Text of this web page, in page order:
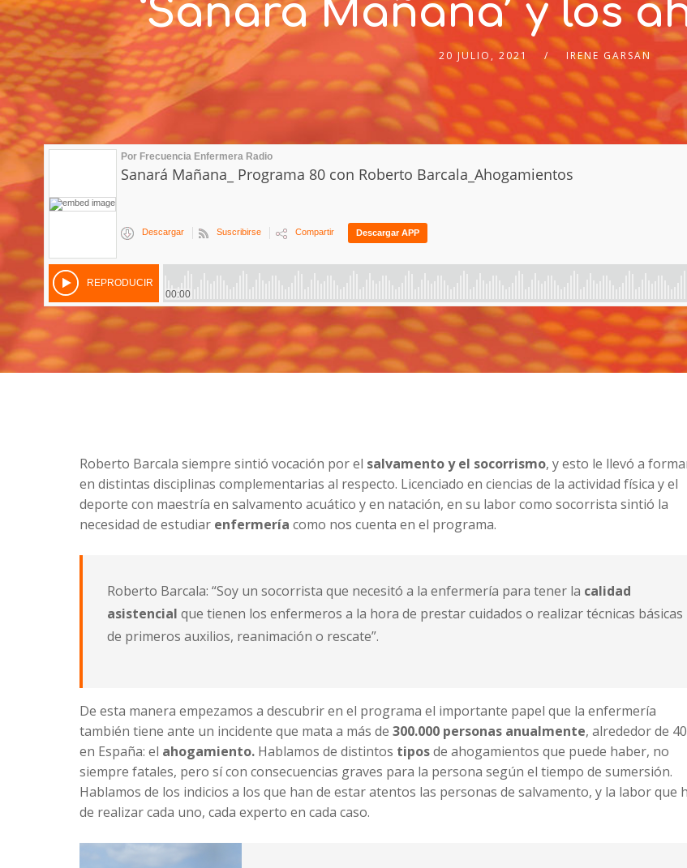
‘Sanará Mañana’ y los
20 JULIO, 2021 IRENE GARSAN
Roberto Barcala siempre sintió vocación por el salvamento y el socorrismo, y esto le llevó a
en distintas disciplinas complementarias al respecto. Licenciado en ciencias de la actividad física y el
deporte con maestría en salvamento acuático y en natación, en su labor como socorrista sintió la
necesidad de estudiar enfermería como nos cuenta en el programa.
Roberto Barcala: “Soy un socorrista que necesitó a la enfermería para tener la calidad
asistencialque tienen los enfermeros a la hora de prestar cuidados o realizar técnicas básicas
de primeros auxilios, reanimación o rescate”.
De esta manera empezamos a descubrir en el programa el importante papel que la enfermería
también tiene ante un incidente que mata a más de300.000 personas anualmente, alrededor de
en España: el ahogamiento. Hablamos de distintos tiposde ahogamientos que puede haber, no
siempre fatales, pero sí con consecuencias graves para la persona según el tiempo de sumersión.
Hablamos de los indicios a los que han de estar atentos las personas de salvamento, y la labor que
de realizar cada uno, cada experto en cada caso.